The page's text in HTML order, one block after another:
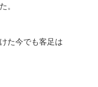
。
た今でも客足は